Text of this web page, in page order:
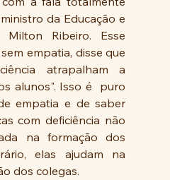
da Educação e
Milton Ribeiro. Esse
empatia, disse que
atrapalham a
alunos". Isso é  puro
empatia e de saber
com deficiência não
na formação dos
elas ajudam na
dos colegas.